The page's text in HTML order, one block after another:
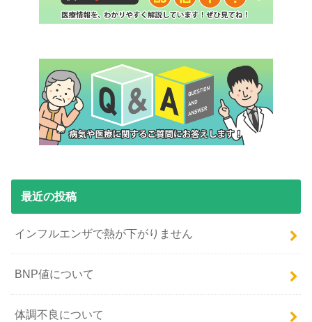
最近の投稿
インフルエンザで熱が下がりません
BNP値について
体調不良について